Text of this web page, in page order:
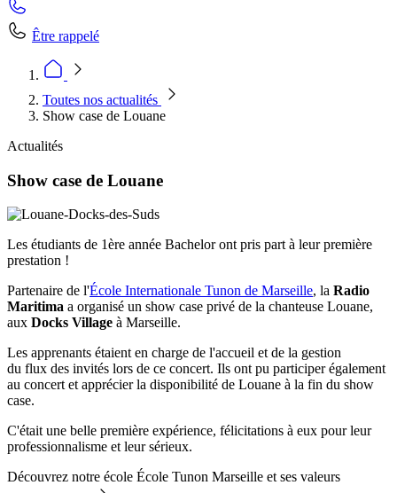
Être rappelé
Toutes nos actualités
Show case de Louane
Actualités
Show case de Louane
Les étudiants de 1ère année Bachelor ont pris part à leur première
prestation !
Partenaire de l'École Internationale Tunon de Marseille, la Radio
Maritima a organisé un show case privé de la chanteuse Louane,
aux Docks Village à Marseille.
Les apprenants étaient en charge de l'accueil et de la gestion
du flux des invités lors de ce concert. Ils ont pu participer également
au concert et apprécier la disponibilité de Louane à la fin du show
case.
C'était une belle première expérience, félicitations à eux pour leur
professionnalisme et leur sérieux.
Découvrez notre école École Tunon Marseille et ses valeurs